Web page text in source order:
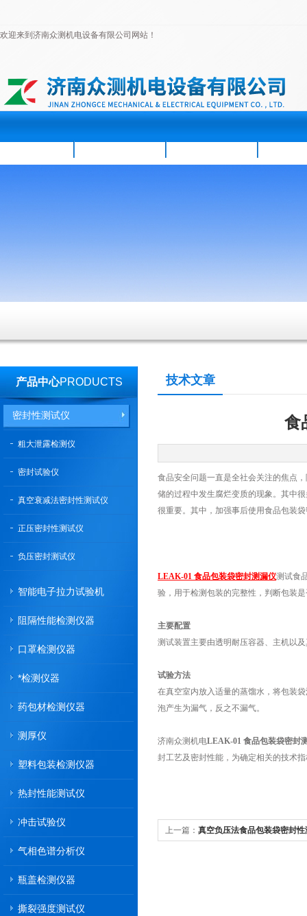
欢迎来到济南众测机电设备有限公司网站！
产品中心PRODUCTS
密封性测试仪
粗大泄露检测仪
密封试验仪
真空衰减法密封性测试仪
正压密封性测试仪
负压密封测试仪
智能电子拉力试验机
阻隔性能检测仪器
口罩检测仪器
*检测仪器
药包材检测仪器
测厚仪
塑料包装检测仪器
热封性能测试仪
冲击试验仪
气相色谱分析仪
瓶盖检测仪器
撕裂强度测试仪
技术文章
食
食品安全问题一直是全社会关注的焦点
储的过程中发生腐烂变质的现象。其中
很重要。其中，加强事后使用食品包装
LEAK-01 食品包装袋密封测漏仪测试食
验，用于检测包装的完整性，判断包装
主要配置
测试装置主要由透明耐压容器、主机以
试验方法
在真空室内放入适量的蒸馏水，将包装
泡产生为漏气，反之不漏气。
济南众测机电LEAK-01 食品包装袋密封
封工艺及密封性能，为确定相关的技术
上一篇： 真空负压法食品包装袋密封性